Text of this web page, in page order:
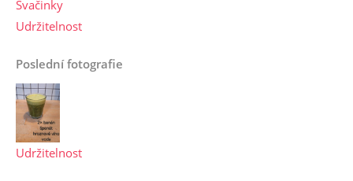
Svačinky
Udržitelnost
Poslední fotografie
Udržitelnost